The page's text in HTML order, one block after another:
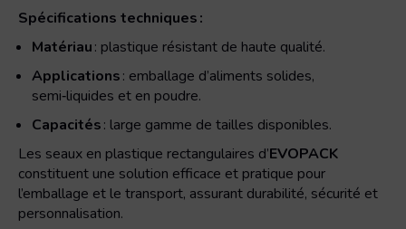
Spécifications techniques :
Matériau: plastique résistant de haute qualité.
Applications: emballage d’aliments solides,
semi‑liquides et en poudre.
Capacités: large gamme de tailles disponibles.
Les seaux en plastique rectangulaires d’EVOPACK
constituent une solution efficace et pratique pour
l’emballage et le transport, assurant durabilité, sécurité et
personnalisation.